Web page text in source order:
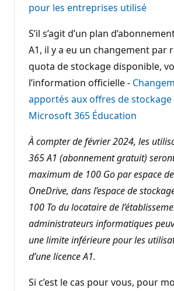
pour les entreprises utilisé
S’il s’agit d’un plan
A1, il y a eu un changement par
quota de stockage disponible,
l’information officielle -
apportés aux offres de stockage
Microsoft 365 Éducation
À compter de février 2024, les
365 A1 (abonnement gratuit)
maximum de 100 Go par espace
OneDrive, dans l’espace de
100 To du locataire de
administrateurs informatiques
une limite inférieure pour les
d’une licence A1.
Si c’est le cas pour vous, pour